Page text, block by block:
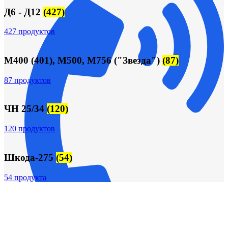
Д6 - Д12 (427)
427 продуктов
М400 (401), М500, М756 ("Звезда") (87)
87 продуктов
ЧН 25/34 (120)
120 продуктов
Шкода-275 (54)
54 продукта